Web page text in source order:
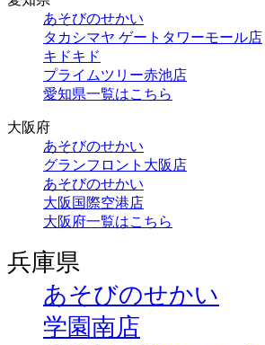
あそびのせかい
タカシマヤ ゲートタワーモール店
キドキド
プライムツリー赤池店
愛知県一覧はこちら
大阪府
あそびのせかい
グランフロント大阪店
あそびのせかい
大阪国際空港店
大阪府一覧はこちら
兵庫県
あそびのせかい
学園南店